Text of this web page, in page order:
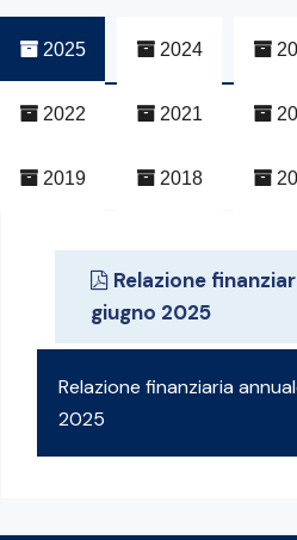
2025 2024
2022 2021
2019 2018
Relazione
giugno 2025
Relazione finanziaria
2025